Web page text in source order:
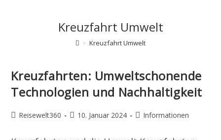
Kreuzfahrt Umwelt
> Kreuzfahrt Umwelt
Kreuzfahrten: Umweltschonende
Technologien und Nachhaltigkeit
Beitrags-
Reisewelt360
Beitrag
10. Januar 2024
Beitrags-
Informationen